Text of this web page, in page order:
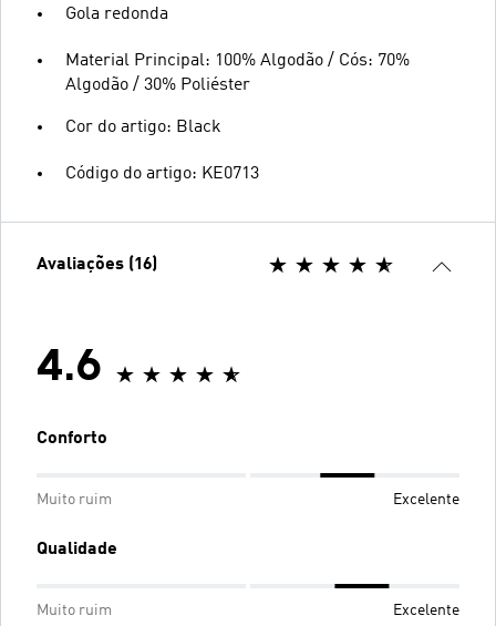
Gola redonda
Material Principal: 100% Algodão / Cós: 70%
Algodão / 30% Poliéster
Cor do artigo: Black
Código do artigo: KE0713
Avaliações (16)
4.6
Conforto
Muito ruim Excelente
Qualidade
Muito ruim Excelente